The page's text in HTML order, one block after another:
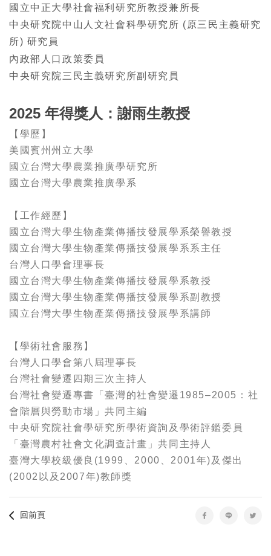
國立中正大學社會福利研究所教授兼所長
中央研究院中山人文社會科學研究所 (原三民主義研究
所) 研究員
內政部人口政策委員
中央研究院三民主義研究所副研究員
2025 年得獎人：謝雨生教授
【學歷】
美國賓州州立大學
國立台灣大學農業推廣學研究所
國立台灣大學農業推廣學系
【工作經歷】
國立台灣大學生物產業傳播技發展學系榮譽教授
國立台灣大學生物產業傳播技發展學系系主任
台灣人口學會理事長
國立台灣大學生物產業傳播技發展學系教授
國立台灣大學生物產業傳播技發展學系副教授
國立台灣大學生物產業傳播技發展學系講師
【學術社會服務】
台灣人口學會第八屆理事長
台灣社會變遷四期三次主持人
台灣社會變遷專書「臺灣的社會變遷1985–2005：社
會階層與勞動市場」共同主編
中央研究院社會學研究所學術資詢及學術評鑑委員
「臺灣農村社會文化調查計畫」共同主持人
臺灣大學校級優良(1999、2000、2001年)及傑出
(2002以及2007年)教師獎
回前頁